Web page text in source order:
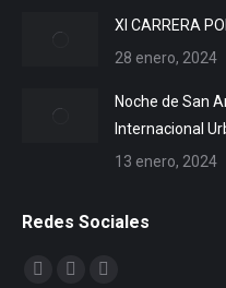
XI CARRERA
28 enero, 2024
Noche de San
Internacional
13 enero, 2024
Redes Sociales
Encuéntranos en: